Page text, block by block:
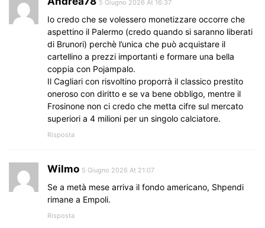
5 Giugno 2026 At 16:37
Io credo che se volessero monetizzare occorre che
aspettino il Palermo (credo quando si saranno liberati
di Brunori) perchè l’unica che può acquistare il
cartellino a prezzi importanti e formare una bella
coppia con Pojampalo.
Il Cagliari con risvoltino proporrà il classico prestito
oneroso con diritto e se va bene obbligo, mentre il
Frosinone non ci credo che metta cifre sul mercato
superiori a 4 milioni per un singolo calciatore.
Risposta
Wilmo 5 Giugno 2026 At 21:07
Se a metà mese arriva il fondo americano, Shpendi
rimane a Empoli.
Risposta